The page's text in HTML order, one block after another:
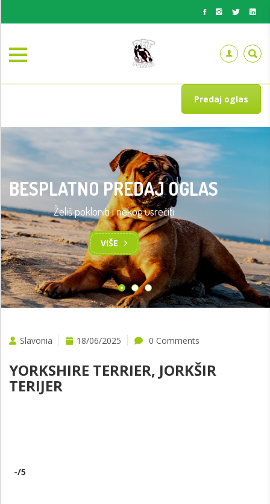
Predaj oglas
BESPLATNO PREDAJ OGLAS
Želiš pokloniti i nekog usrećiti
VIŠE
Slavonia 18/06/2025 0 Comments
YORKSHIRE TERRIER, JORKŠIR
TERIJER
-/5